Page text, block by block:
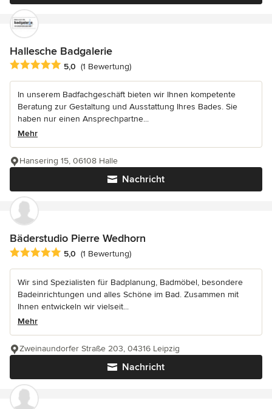
Hallesche Badgalerie
Durchschnittliche Bewertung: 5 von 5 Sternen
5,0 (1 Bewertung)
In unserem Badfachgeschäft bieten wir Ihnen kompetente
Beratung zur Gestaltung und Ausstattung Ihres Bades. Sie
haben nur einen Ansprechpartne...
Mehr
Nachricht
Hansering 15, 06108 Halle
Bäderstudio Pierre Wedhorn
Durchschnittliche Bewertung: 5 von 5 Sternen
5,0 (1 Bewertung)
Wir sind Spezialisten für Badplanung, Badmöbel, besondere
Badeinrichtungen und alles Schöne im Bad. Zusammen mit
Ihnen entwickeln wir vielseit...
Mehr
Nachricht
Zweinaundorfer Straße 203, 04316 Leipzig